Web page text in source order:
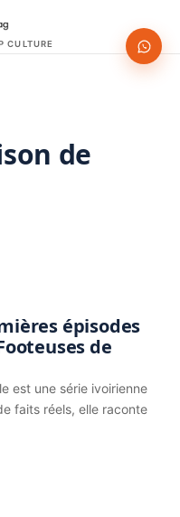
CULTURE
de
épisodes
de
est une série ivoirienne
faits réels, elle raconte